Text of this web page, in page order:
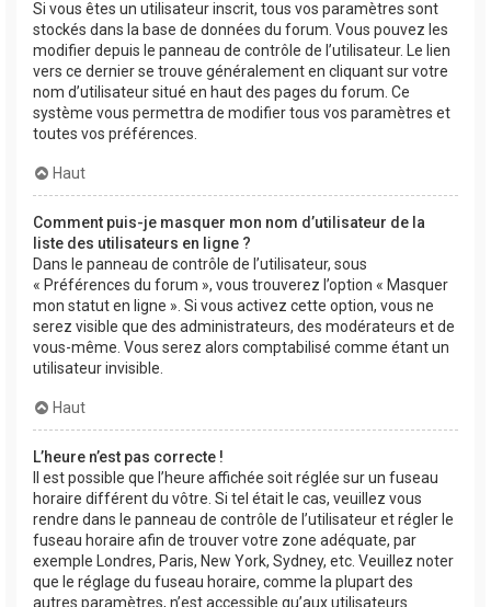
Si vous êtes un utilisateur inscrit, tous vos paramètres sont
stockés dans la base de données du forum. Vous pouvez les
modifier depuis le panneau de contrôle de l’utilisateur. Le lien
vers ce dernier se trouve généralement en cliquant sur votre
nom d’utilisateur situé en haut des pages du forum. Ce
système vous permettra de modifier tous vos paramètres et
toutes vos préférences.
Haut
Comment puis-je masquer mon nom d’utilisateur de la
liste des utilisateurs en ligne ?
Dans le panneau de contrôle de l’utilisateur, sous
« Préférences du forum », vous trouverez l’option « Masquer
mon statut en ligne ». Si vous activez cette option, vous ne
serez visible que des administrateurs, des modérateurs et de
vous-même. Vous serez alors comptabilisé comme étant un
utilisateur invisible.
Haut
L’heure n’est pas correcte !
Il est possible que l’heure affichée soit réglée sur un fuseau
horaire différent du vôtre. Si tel était le cas, veuillez vous
rendre dans le panneau de contrôle de l’utilisateur et régler le
fuseau horaire afin de trouver votre zone adéquate, par
exemple Londres, Paris, New York, Sydney, etc. Veuillez noter
que le réglage du fuseau horaire, comme la plupart des
autres paramètres, n’est accessible qu’aux utilisateurs